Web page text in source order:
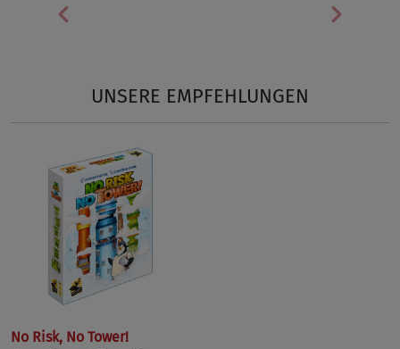
Vorherige
UNSERE EMPFEHLUNGEN
No Risk, No Tower!